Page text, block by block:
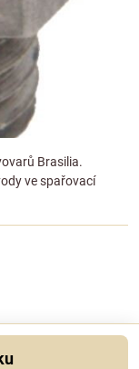
Brasilia.
ve spařovací